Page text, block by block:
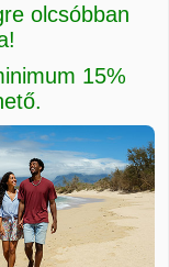
olcsóbban
15%